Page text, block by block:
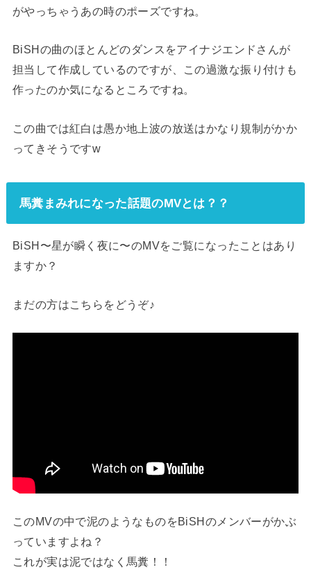
がやっちゃうあの時のポーズですね。
BiSHの曲のほとんどのダンスをアイナジエンドさんが
担当して作成しているのですが、この過激な振り付けも
作ったのか気になるところですね。
この曲では紅白は愚か地上波の放送はかなり規制がかか
ってきそうですw
馬糞まみれになった話題のMVとは？？
BiSH〜星が瞬く夜に〜のMVをご覧になったことはあり
ますか？
まだの方はこちらをどうぞ♪
このMVの中で泥のようなものをBiSHのメンバーがかぶ
っていますよね？
これが実は泥ではなく馬糞！！